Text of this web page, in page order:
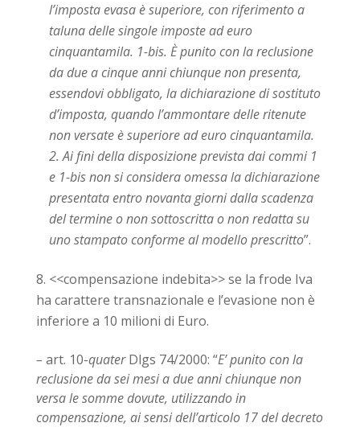
l’imposta evasa è superiore, con riferimento a
taluna delle singole imposte ad euro
cinquantamila. 1-bis. È punito con la reclusione
da due a cinque anni chiunque non presenta,
essendovi obbligato, la dichiarazione di sostituto
d’imposta, quando l’ammontare delle ritenute
non versate è superiore ad euro cinquantamila.
2. Ai fini della disposizione prevista dai commi 1
e 1-bis non si considera omessa la dichiarazione
presentata entro novantagiorni dalla scadenza
del termine o non sottoscritta o non redatta su
uno stampato conforme al modello prescritto”.
<<compensazione indebita>>se la frode Iva
ha carattere transnazionale e l’evasione non è
inferiore a 10 milioni di Euro.
– art. 10-quaterDlgs 74/2000: “E’ punito con la
reclusione da sei mesi a due anni chiunque non
versa le somme dovute, utilizzando in
compensazione, ai sensi dell’articolo 17 del decreto